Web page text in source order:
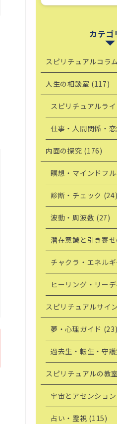
カテゴ
スピリチュアルコラ
人生の相談室 (117)
スピリチュアルラ
仕事・人間関係・
内面の探究 (176)
瞑想・マインドフ
診断・チェック (24)
波動・周波数 (27)
潜在意識と引き寄
チャクラ・エネル
ヒーリング・リー
スピリチュアルサイ
夢・心理ガイド (23)
過去生・転生・守
スピリチュアルの教
宇宙とアセンショ
占い・霊視 (115)